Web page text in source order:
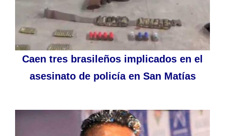
Caen tres brasileños implicados en el
asesinato de policía en San Matías